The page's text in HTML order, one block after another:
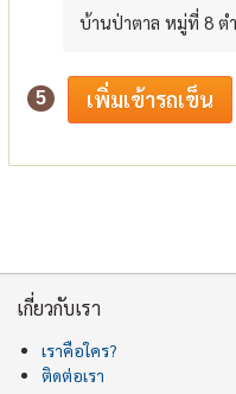
บ้านป่าตาล หมู่ที่ 8 ต
5
เกี่ยวกับเรา
เราคือใคร?
ติดต่อเรา